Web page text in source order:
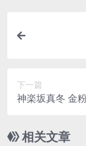
下一篇
神楽坂真冬 金
相关文章